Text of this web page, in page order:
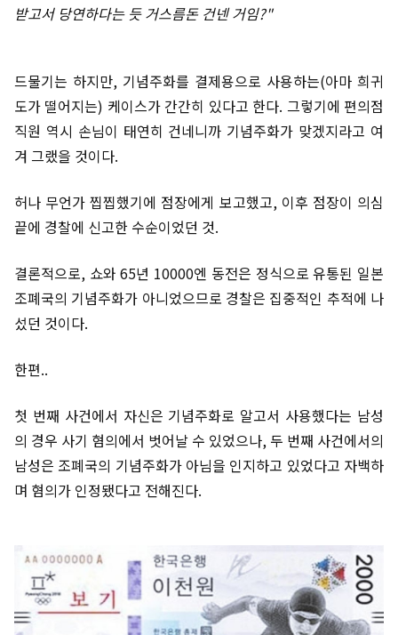
받고서 당연하다는 듯 거스름돈 건넨 거임?"
드물기는 하지만, 기념주화를 결제용으로 사용하는(아마 희귀
도가 떨어지는) 케이스가 간간히 있다고 한다. 그렇기에 편의점
직원 역시 손님이 태연히 건네니까 기념주화가 맞겠지라고 여
겨 그랬을 것이다.
허나 무언가 찝찝했기에 점장에게 보고했고, 이후 점장이 의심
끝에 경찰에 신고한 수순이었던 것.
결론적으로, 쇼와 65년 10000엔 동전은 정식으로 유통된 일본
조폐국의 기념주화가 아니었으므로 경찰은 집중적인 추적에 나
섰던 것이다.
한편..
첫 번째 사건에서 자신은 기념주화로 알고서 사용했다는 남성
의 경우 사기 혐의에서 벗어날 수 있었으나, 두 번째 사건에서의
남성은 조폐국의 기념주화가 아님을 인지하고 있었다고 자백하
며 혐의가 인정됐다고 전해진다.